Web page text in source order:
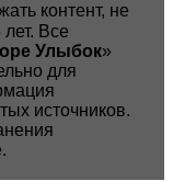
контент, не
Все
Улыбок»
для
источников.